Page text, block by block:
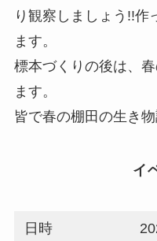
り観察しましょう!!作
ます。
標本づくりの後は、
ます。
皆で春の棚田の生き
イ
日時